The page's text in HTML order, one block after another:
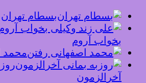
بسطام تهران
بخواب آروم
محمد
آخرالزمون